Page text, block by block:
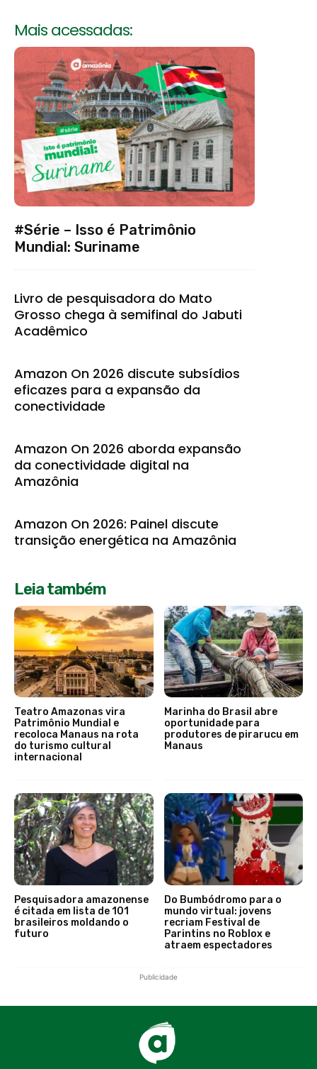
Mais acessadas:
#Série – Isso é Patrimônio
Mundial: Suriname
Livro de pesquisadora do Mato
Grosso chega à semifinal do Jabuti
Acadêmico
Amazon On 2026 discute subsídios
eficazes para a expansão da
conectividade
Amazon On 2026 aborda expansão
da conectividade digital na
Amazônia
Amazon On 2026: Painel discute
transição energética na Amazônia
Leia também
Teatro Amazonas vira
Patrimônio Mundial e
recoloca Manaus na rota
do turismo cultural
internacional
Marinha do Brasil abre
oportunidade para
produtores de pirarucu em
Manaus
Pesquisadora amazonense
é citada em lista de 101
brasileiros moldando o
futuro
Do Bumbódromo para o
mundo virtual: jovens
recriam Festival de
Parintins no Roblox e
atraem espectadores
Publicidade